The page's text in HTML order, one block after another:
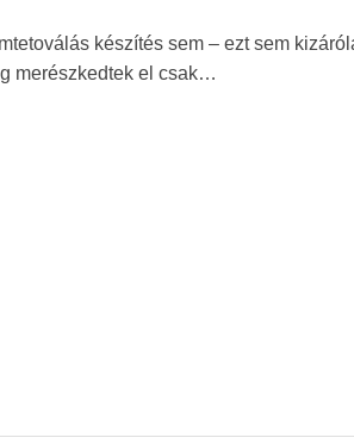
készítés sem – ezt sem
merészkedtek el csak…